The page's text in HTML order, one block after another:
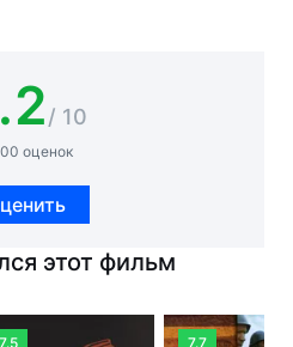
/ 10
оценок
этот фильм
7.5 7.7